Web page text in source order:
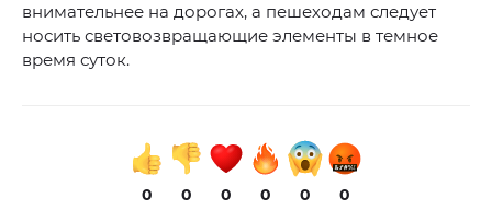
внимательнее на дорогах, а пешеходам следует
носить световозвращающие элементы в темное
время суток.
0 0 0 0 0 0